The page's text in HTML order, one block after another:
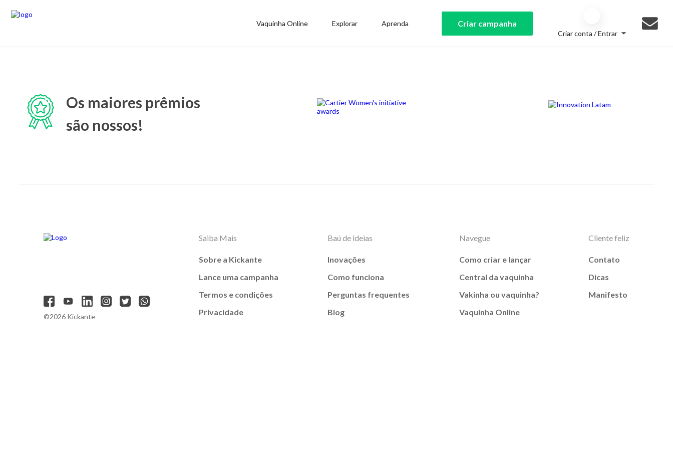
Vaquinha Online Explorar Aprenda Criar campanha
Criar conta / Entrar
Os maiores prêmios
são nossos!
©2026 Kickante
Saiba Mais
Sobre a Kickante
Lance uma campanha
Termos e condições
Privacidade
Baú de ideias
Inovações
Como funciona
Perguntas frequentes
Blog
Navegue
Como criar e lançar
Central da vaquinha
Vakinha ou vaquinha?
Vaquinha Online
Cliente feliz
Contato
Dicas
Manifesto